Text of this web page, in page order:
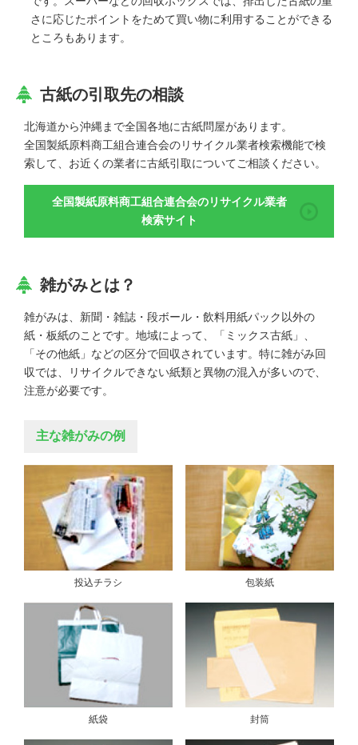
さに応じたポイントをためて買い物に利用することができる
ところもあります。
古紙の引取先の相談
北海道から沖縄まで全国各地に古紙問屋があります。
全国製紙原料商工組合連合会のリサイクル業者検索機能で検
索して、お近くの業者に古紙引取についてご相談ください。
全国製紙原料商工組合連合会のリサイクル業者
検索サイト
雑がみとは？
雑がみは、新聞・雑誌・段ボール・飲料用紙パック以外の
紙・板紙のことです。地域によって、「ミックス古紙」、
「その他紙」などの区分で回収されています。特に雑がみ回
収では、リサイクルできない紙類と異物の混入が多いので、
注意が必要です。
主な雑がみの例
投込チラシ 包装紙
紙袋 封筒